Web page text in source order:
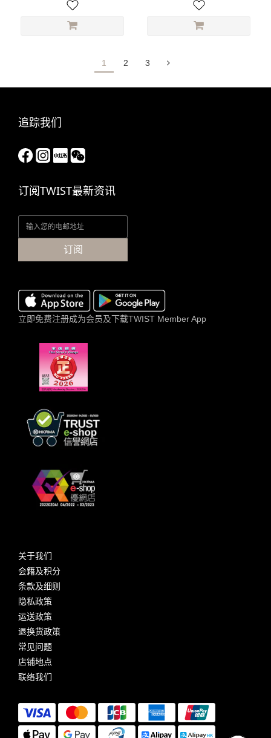
1 2 3
追踪我们
订阅TWIST最新资讯
订阅
立即免费注册成为会员及下载TWIST Member App
关于我们
会籍及积分
条款及细则
隐私政策
运送政策
退换货政策
常见问题
店铺地点
联络我们